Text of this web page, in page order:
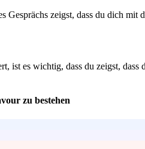
zeigst, dass du dich mit
es wichtig, dass du zeigst, dass
zu bestehen